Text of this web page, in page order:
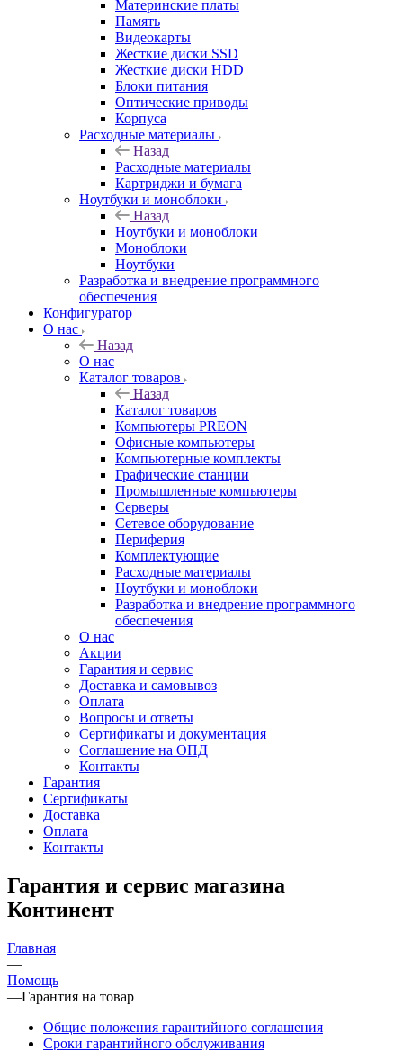
Материнские платы
Память
Видеокарты
Жесткие диски SSD
Жесткие диски HDD
Блоки питания
Оптические приводы
Корпуса
Расходные материалы
Назад
Расходные материалы
Картриджи и бумага
Ноутбуки и моноблоки
Назад
Ноутбуки и моноблоки
Моноблоки
Ноутбуки
Разработка и внедрение программного
обеспечения
Конфигуратор
О нас
Назад
О нас
Каталог товаров
Назад
Каталог товаров
Компьютеры PREON
Офисные компьютеры
Компьютерные комплекты
Графические станции
Промышленные компьютеры
Серверы
Сетевое оборудование
Периферия
Комплектующие
Расходные материалы
Ноутбуки и моноблоки
Разработка и внедрение программного
обеспечения
О нас
Акции
Гарантия и сервис
Доставка и самовывоз
Оплата
Вопросы и ответы
Сертификаты и документация
Соглашение на ОПД
Контакты
Гарантия
Сертификаты
Доставка
Оплата
Контакты
Гарантия и сервис магазина
Континент
Главная
—
Помощь
—Гарантия на товар
Общие положения гарантийного соглашения
Сроки гарантийного обслуживания